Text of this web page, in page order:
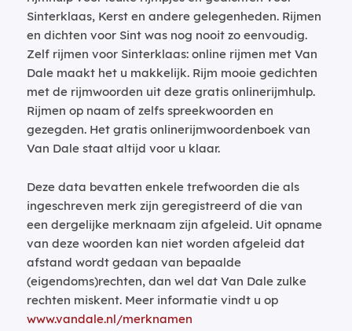
Sinterklaas, Kerst en andere gelegenheden. Rijmen
en dichten voor Sint was nog nooit zo eenvoudig.
Zelf rijmen voor Sinterklaas: online rijmen met Van
Dale maakt het u makkelijk. Rijm mooie gedichten
met de rijmwoorden uit deze gratis onlinerijmhulp.
Rijmen op naam of zelfs spreekwoorden en
gezegden. Het gratis onlinerijmwoordenboek van
Van Dale staat altijd voor u klaar.
Deze data bevatten enkele trefwoorden die als
ingeschreven merk zijn geregistreerd of die van
een dergelijke merknaam zijn afgeleid. Uit opname
van deze woorden kan niet worden afgeleid dat
afstand wordt gedaan van bepaalde
(eigendoms)rechten, dan wel dat Van Dale zulke
rechten miskent. Meer informatie vindt u op
www.vandale.nl/merknamen